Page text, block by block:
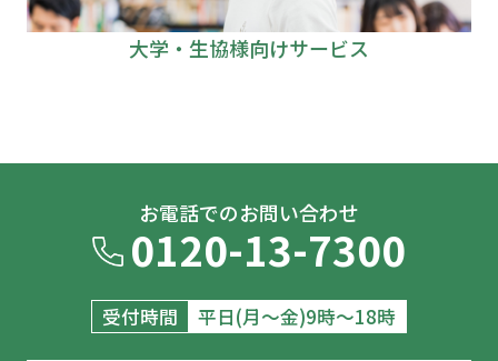
大学・生協様向けサービス
お電話でのお問い合わせ
0120-13-7300
受付時間 平日(月～金)9時～18時